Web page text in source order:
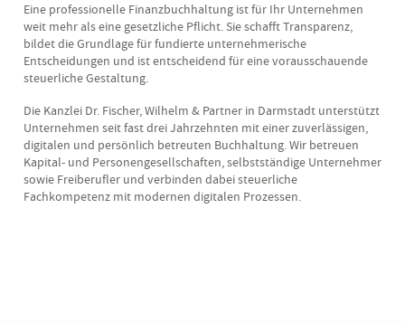
Eine professionelle Finanzbuchhaltung ist für Ihr Unternehmen
weit mehr als eine gesetzliche Pflicht. Sie schafft Transparenz,
bildet die Grundlage für fundierte unternehmerische
Entscheidungen und ist entscheidend für eine vorausschauende
steuerliche Gestaltung.
Die Kanzlei Dr. Fischer, Wilhelm & Partner in Darmstadt unterstützt
Unternehmen seit fast drei Jahrzehnten mit einer zuverlässigen,
digitalen und persönlich betreuten Buchhaltung. Wir betreuen
Kapital- und Personengesellschaften, selbstständige Unternehmer
sowie Freiberufler und verbinden dabei steuerliche
Fachkompetenz mit modernen digitalen Prozessen.